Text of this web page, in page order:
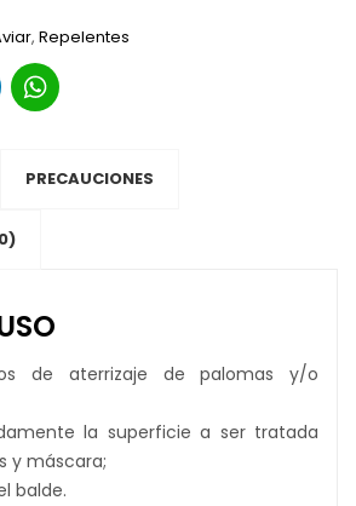
, Repelentes
LinkedIn
PRECAUCIONES
de aterrizaje de palomas y/o
la superficie a ser tratada
y máscara;
balde.